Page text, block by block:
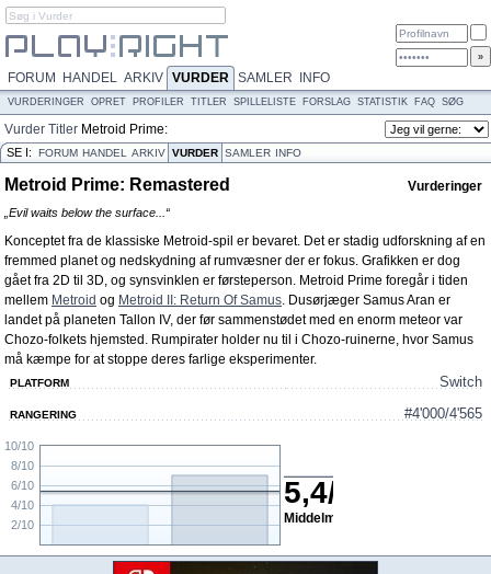
FORUM HANDEL ARKIV VURDER SAMLER INFO
VURDERINGER OPRET PROFILER TITLER SPILLELISTE FORSLAG STATISTIK FAQ SØG
Vurder Titler Metroid Prime:
Remastered
SE I: FORUM HANDEL ARKIV VURDER SAMLER INFO
Metroid Prime: Remastered Vurderinger
„Evil waits below the surface...“
Konceptet fra de klassiske Metroid-spil er bevaret. Det er stadig udforskning af en
fremmed planet og nedskydning af rumvæsner der er fokus. Grafikken er dog
gået fra 2D til 3D, og synsvinklen er førsteperson. Metroid Prime foregår i tiden
mellem Metroid og Metroid II: Return Of Samus. Dusørjæger Samus Aran er
landet på planeten Tallon IV, der før sammenstødet med en enorm meteor var
Chozo-folkets hjemsted. Rumpirater holder nu til i Chozo-ruinerne, hvor Samus
må kæmpe for at stoppe deres farlige eksperimenter.
PLATFORM Switch
RANGERING #4'000/4'565
2/10
4/10
6/10
8/10
10/10
5,4/
Middelmådigt